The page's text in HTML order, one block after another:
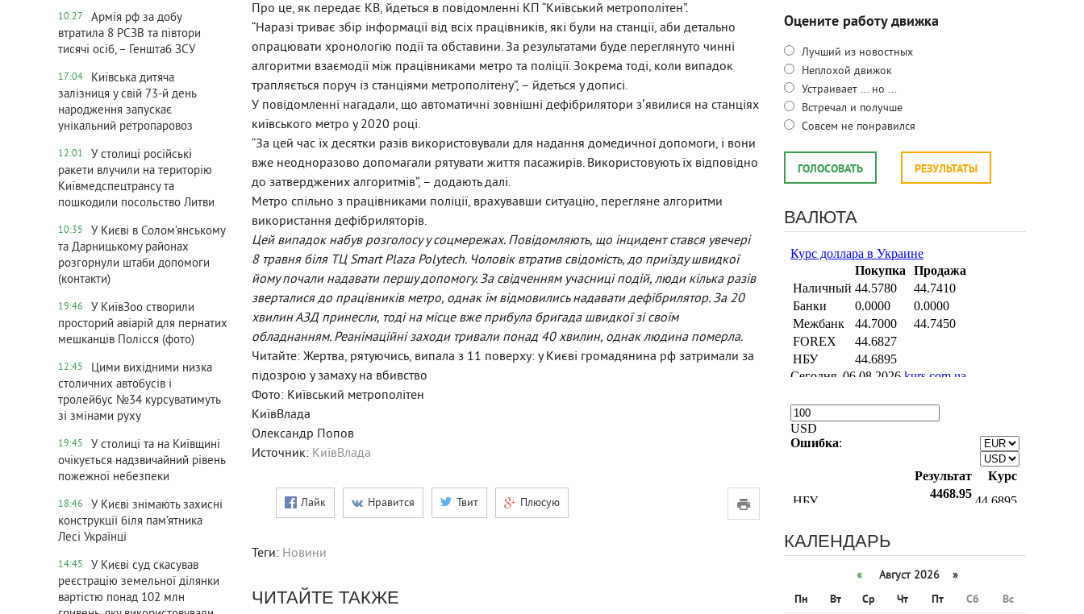
10:27
Армія рф за добу
втратила 8 РСЗВ та півтори
тисячі осіб, – Генштаб ЗСУ
17:04
Київська дитяча
залізниця у свій 73-й день
народження запускає
унікальний ретропаровоз
12:01
У столиці російські
ракети влучили на територію
Київмедспецтрансу та
пошкодили посольство Литви
10:35
У Києві в Солом’янському
та Дарницькому районах
розгорнули штаби допомоги
(контакти)
19:46
У КиївЗоо створили
просторий авіарій для пернатих
мешканців Полісся (фото)
12:45
Цими вихідними низка
столичних автобусів і
тролейбус №34 курсуватимуть
зі змінами руху
19:45
У столиці та на Київщині
очікується надзвичайний рівень
пожежної небезпеки
18:46
У Києві знімають захисні
конструкції біля пам’ятника
Лесі Українці
14:45
У Києві суд скасував
реєстрацію земельної ділянки
вартістю понад 102 млн
Про це, як передає КВ, йдеться в повідомленні КП “Київський метрополітен”.
“Наразі триває збір інформації від всіх працівників, які були на станції, аби детально
опрацювати хронологію події та обставини. За результатами буде переглянуто чинні
алгоритми взаємодії між працівниками метро та поліції. Зокрема тоді, коли випадок
трапляється поруч із станціями метрополітену”, – йдеться у дописі.
У повідомленні нагадали, що автоматичні зовнішні дефібрилятори зʼявилися на станціях
київського метро у 2020 році.
“За цей час їх десятки разів використовували для надання домедичної допомоги, і вони
вже неодноразово допомагали рятувати життя пасажирів. Використовують їх відповідно
до затверджених алгоритмів”, – додають далі.
Метро спільно з працівниками поліції, врахувавши ситуацію, перегляне алгоритми
використання дефібриляторів.
Цей випадок набув розголосу у соцмережах. Повідомляють, що інцидент стався увечері
8 травня біля ТЦ Smart Plaza Polytech. Чоловік втратив свідомість, до приїзду швидкої
йому почали надавати першу допомогу. За свідченнямучасниці подій, люди кілька разів
зверталися до працівників метро, однак їм відмовились надавати дефібрилятор. За 20
хвилин АЗД принесли, тоді на місце вже прибула бригада швидкої зі своїм
обладнанням. Реанімаційні заходи тривали понад 40 хвилин, однак людина померла.
Читайте: Жертва, рятуючись, випала з 11 поверху: у Києві громадянина рф затримали за
підозрою у замаху на вбивство
Фото: Київський метрополітен
КиївВлада
Олександр Попов
Источник: КиївВлада
Лайк Нравится Твит Плюсую
Теги: Новини
ЧИТАЙТЕ ТАКЖЕ
Оцените работу движка
Лучший из новостных
Неплохой движок
Устраивает ... но ...
Встречал и получше
Совсем не понравился
ГОЛОСОВАТЬ РЕЗУЛЬТАТЫ
ВАЛЮТА
КАЛЕНДАРЬ
«
Август 2026 »
Пн
Вт Ср Чт Пт Сб
Вс